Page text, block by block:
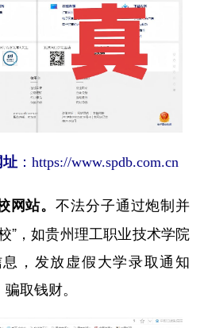
址：https://www.spdb.com.cn
网站。不法分子通过炮制并
”，如贵州理工职业技术学院
，发放虚假大学录取通知
取钱财。